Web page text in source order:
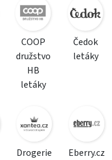
COOP
družstvo
HB
letáky
Čedok
letáky
Drogerie
Eberry.cz